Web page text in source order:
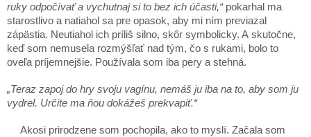
ruky odpočívať a vychutnaj si to bez ich účasti,“pokarhal ma
starostlivo a natiahol sa pre opasok, aby mi ním previazal
zápästia. Neutiahol ich príliš silno, skôr symbolicky. A skutočne,
keď som nemusela rozmýšľať nad tým, čo s rukami, bolo to
oveľa príjemnejšie. Používala som iba pery a stehná.
„Teraz zapoj do hry svoju vagínu, nemáš ju iba na to, aby som ju
vydrel. Určite ma ňou dokážeš prekvapiť.“
Akosi prirodzene som pochopila, ako to myslí. Začala som